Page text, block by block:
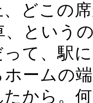
、どこの
、という
っ て、駅
ームの
から。